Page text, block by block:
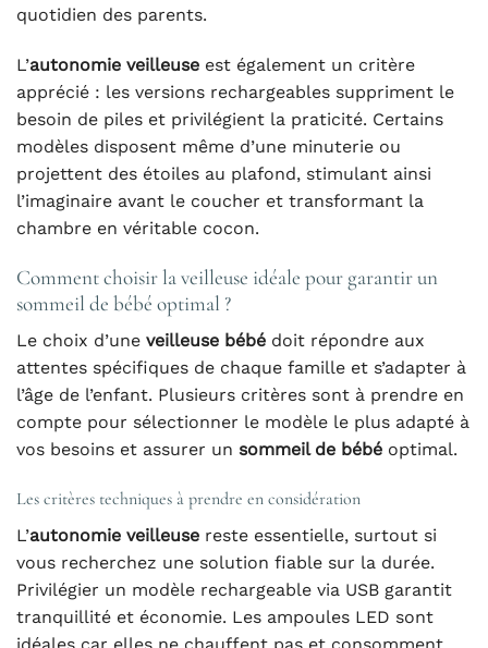
quotidien des parents.
L’autonomie veilleuse est également un critère
apprécié : les versions rechargeables suppriment le
besoin de piles et privilégient la praticité. Certains
modèles disposent même d’une minuterie ou
projettent des étoiles au plafond, stimulant ainsi
l’imaginaire avant le coucher et transformant la
chambre en véritable cocon.
Comment choisir la veilleuse idéale pour garantir un
sommeil de bébé optimal ?
Le choix d’une veilleuse bébé doit répondre aux
attentes spécifiques de chaque famille et s’adapter à
l’âge de l’enfant. Plusieurs critères sont à prendre en
compte pour sélectionner le modèle le plus adapté à
vos besoins et assurer un sommeil de bébé optimal.
Les critères techniques à prendre en considération
L’autonomie veilleuse reste essentielle, surtout si
vous recherchez une solution fiable sur la durée.
Privilégier un modèle rechargeable via USB garantit
tranquillité et économie. Les ampoules LED sont